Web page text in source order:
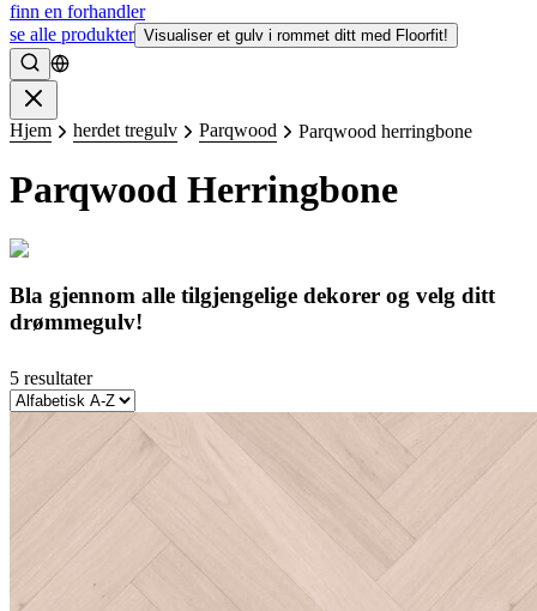
finn en forhandler
se alle produkter Visualiser et gulv i rommet ditt med Floorfit!
Søke
Hjem herdet tregulv Parqwood Parqwood herringbone
Parqwood Herringbone
Bla gjennom alle tilgjengelige dekorer og velg ditt
drømmegulv!
5 resultater